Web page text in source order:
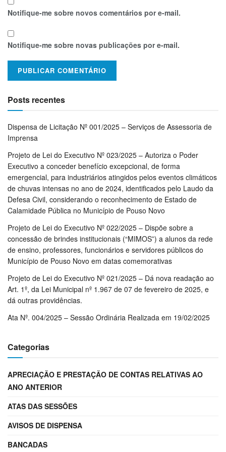
Notifique-me sobre novos comentários por e-mail.
Notifique-me sobre novas publicações por e-mail.
Posts recentes
Dispensa de Licitação Nº 001/2025 – Serviços de Assessoria de
Imprensa
Projeto de Lei do Executivo Nº 023/2025 – Autoriza o Poder
Executivo a conceder benefício excepcional, de forma
emergencial, para industriários atingidos pelos eventos climáticos
de chuvas intensas no ano de 2024, identificados pelo Laudo da
Defesa Civil, considerando o reconhecimento de Estado de
Calamidade Pública no Município de Pouso Novo
Projeto de Lei do Executivo Nº 022/2025 – Dispõe sobre a
concessão de brindes institucionais (“MIMOS”) a alunos da rede
de ensino, professores, funcionários e servidores públicos do
Município de Pouso Novo em datas comemorativas
Projeto de Lei do Executivo Nº 021/2025 – Dá nova readação ao
Art. 1º, da Lei Municipal nº 1.967 de 07 de fevereiro de 2025, e
dá outras providências.
Ata Nº. 004/2025 – Sessão Ordinária Realizada em 19/02/2025
Categorias
APRECIAÇÃO E PRESTAÇÃO DE CONTAS RELATIVAS AO
ANO ANTERIOR
ATAS DAS SESSÕES
AVISOS DE DISPENSA
BANCADAS